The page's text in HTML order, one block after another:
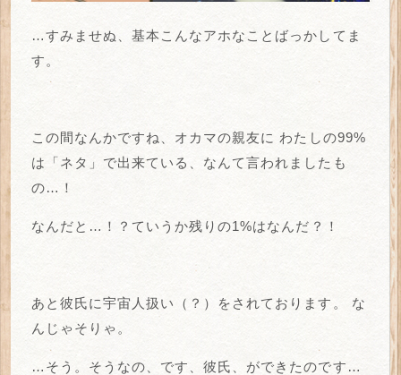
…すみませぬ、基本こんなアホなことばっかしてま
す。
この間なんかですね、オカマの親友に わたしの99%
は「ネタ」で出来ている、なんて言われましたも
の…！
なんだと…！？ていうか残りの1%はなんだ？！
あと彼氏に宇宙人扱い（？）をされております。
な
んじゃそりゃ。
…そう。そうなの、です、彼氏、ができたのです…